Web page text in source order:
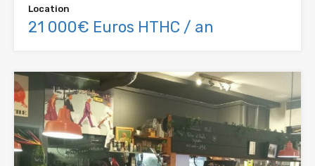
Location
21 000€ Euros HTHC / an